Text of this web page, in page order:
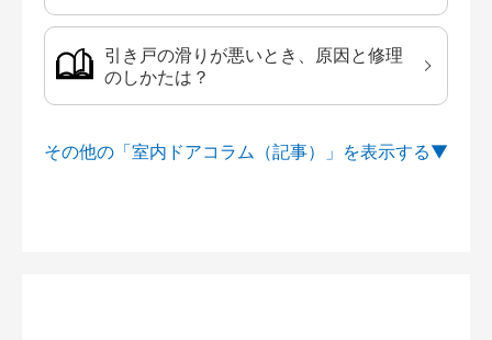
引き戸の滑りが悪いとき、原因と修理
のしかたは？
その他の「室内ドアコラム（記事）」を